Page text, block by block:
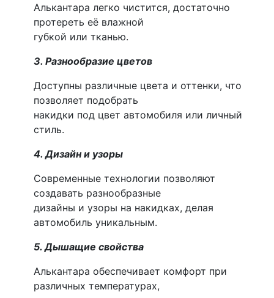
Алькантара легко чистится, достаточно
протереть её влажной
губкой или тканью.
3. Разнообразие цветов
Доступны различные цвета и оттенки, что
позволяет подобрать
накидки под цвет автомобиля или личный
стиль.
4. Дизайн и узоры
Современные технологии позволяют
создавать разнообразные
дизайны и узоры на накидках, делая
автомобиль уникальным.
5. Дышащие свойства
Алькантара обеспечивает комфорт при
различных температурах,